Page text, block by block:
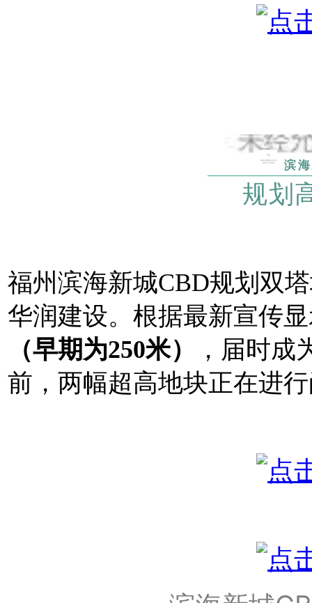
滨
规划
福州滨海新城CBD规划双
华润建设。根据最新宣传
（早期为250米）
，届时成
前，两幅超高地块正在进